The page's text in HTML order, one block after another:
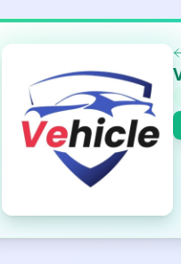
打分
鼠标下留人
删除确
加入